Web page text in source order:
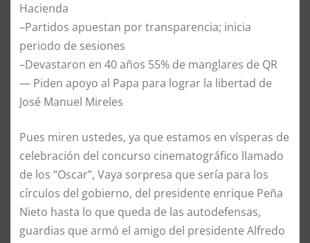
Hacienda
–Partidos apuestan por transparencia; inicia
periodo de sesiones
–Devastaron en 40 años 55% de manglares de QR
— Piden apoyo al Papa para lograr la libertad de
José Manuel Mireles
Pues miren ustedes, ya que estamos en vísperas de
celebración del concurso cinematográfico llamado
de los “Oscar”, Vaya sorpresa que sería para los
círculos del gobierno, del presidente enrique Peña
Nieto hasta lo que queda de las autodefensas,
guardias que armó el amigo del presidente Alfredo